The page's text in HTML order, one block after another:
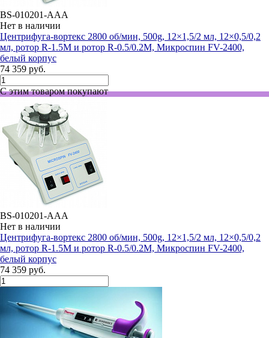
BS-010201-AAA
Нет в наличии
Центрифуга-вортекс 2800 об/мин, 500g, 12×1,5/2 мл, 12×0,5/0,2
мл, ротор R-1.5M и ротор R-0.5/0.2M, Микроспин FV-2400,
белый корпус
74 359 руб.
С этим товаром покупают
BS-010201-AAA
Нет в наличии
Центрифуга-вортекс 2800 об/мин, 500g, 12×1,5/2 мл, 12×0,5/0,2
мл, ротор R-1.5M и ротор R-0.5/0.2M, Микроспин FV-2400,
белый корпус
74 359 руб.